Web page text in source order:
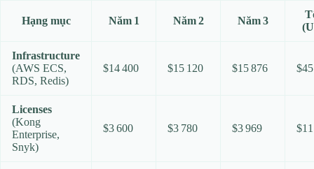
Hạng mục Năm 1 Năm 2 Năm 3
Infrastructure
(AWS ECS,
RDS, Redis)
$14 400 $15 120 $15 876
Licenses
(Kong
Enterprise,
Snyk)
$3 600 $3 780 $3 969